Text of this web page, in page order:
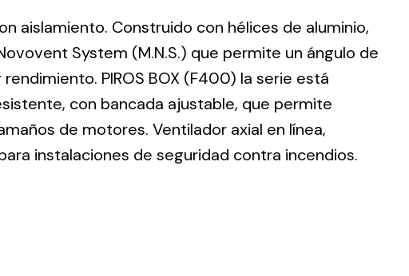
lighting
for all
aislamiento. Construido con hélices de aluminio,
System (M.N.S.) que permite un ángulo de
PIROS BOX (F400) la serie está
con bancada ajustable, que permite
de motores. Ventilador axial en línea,
instalaciones de seguridad contra incendios.